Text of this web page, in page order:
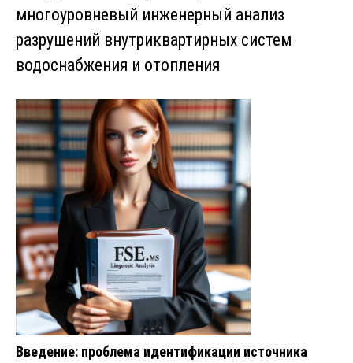
многоуровневый инженерный анализ
разрушений внутриквартирных систем
водоснабжения и отопления
Введение: проблема идентификации источника